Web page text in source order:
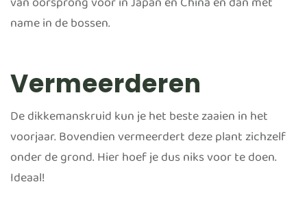
name in de bossen.
Vermeerderen
De dikkemanskruid kun je het beste zaaien in het
voorjaar. Bovendien vermeerdert deze plant zichzelf
onder de grond. Hier hoef je dus niks voor te doen.
Ideaal!